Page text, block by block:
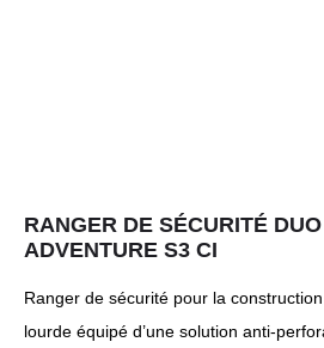
RANGER DE SÉCURITÉ
ADVENTURE S3 CI
Ranger de sécurité pour la construction
lourde équipé d’une solution anti-